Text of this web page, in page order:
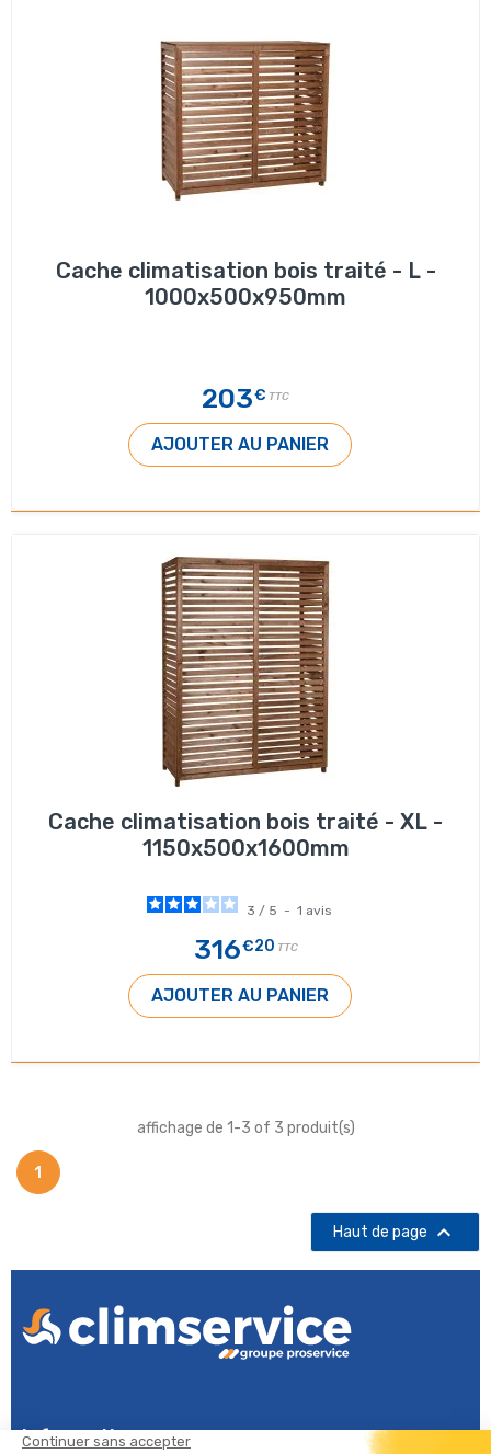
Cache climatisation bois traité - L -
1000x500x950mm
203€ TTC
AJOUTER AU PANIER
Cache climatisation bois traité - XL -
1150x500x1600mm
3 / 5 - 1 avis
316€20 TTC
AJOUTER AU PANIER
affichage de 1-3 of 3 produit(s)
1
Haut de page 
Informations